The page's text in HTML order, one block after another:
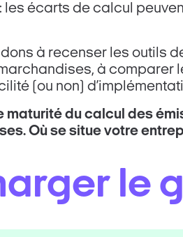
les écarts de calcul
à recenser les outils
à comparer
(ou non)
maturité du calcul des
Où se situe votre
le